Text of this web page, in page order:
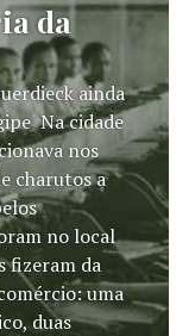
da
ainda
Na cidade
nos
charutos a
no local
fizeram da
uma
duas